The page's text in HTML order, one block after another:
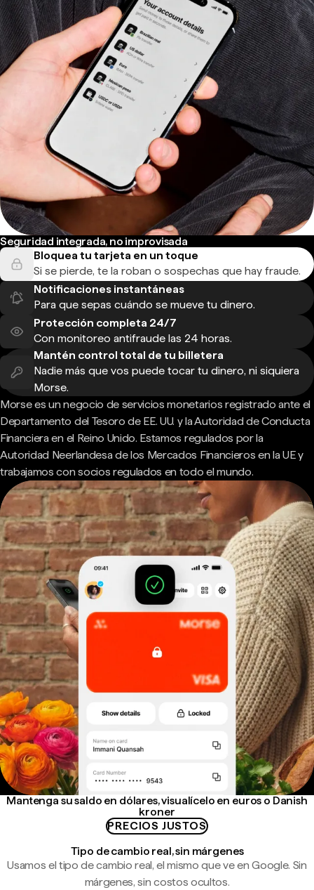
Seguridad integrada, no improvisada
Bloquea tu tarjeta en un toque
Si se pierde, te la roban o sospechas que hay fraude.
Notificaciones instantáneas
Para que sepas cuándo se mueve tu dinero.
Protección completa 24/7
Con monitoreo antifraude las 24 horas.
Mantén control total de tu billetera
Nadie más que vos puede tocar tu dinero, ni siquiera
Morse.
Morse es un negocio de servicios monetarios registrado ante el
Departamento del Tesoro de EE. UU. y la Autoridad de Conducta
Financiera en el Reino Unido. Estamos regulados por la
Autoridad Neerlandesa de los Mercados Financieros en la UE y
trabajamos con socios regulados en todo el mundo.
Mantenga su saldo en dólares, visualícelo en euros o Danish
kroner
PRECIOS JUSTOS
Tipo de cambio real, sin márgenes
Usamos el tipo de cambio real, el mismo que ve en Google. Sin
márgenes, sin costos ocultos.